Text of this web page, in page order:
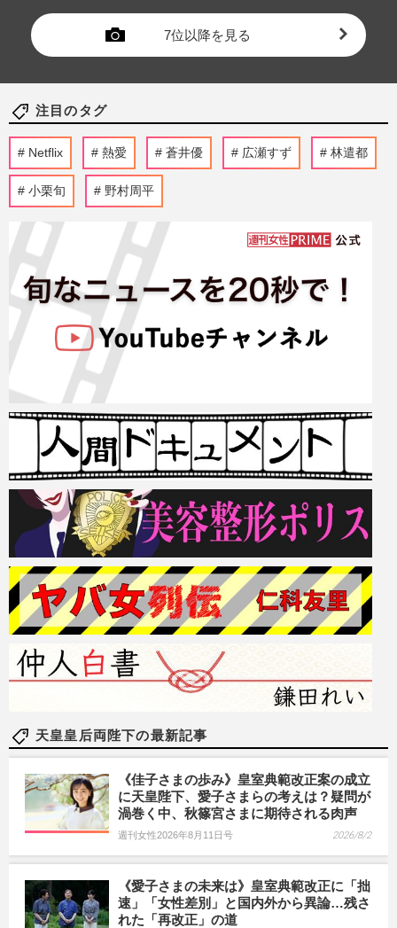
7位以降を見る
注目のタグ
Netflix 熱愛 蒼井優 広瀬すず 林遣都
小栗旬 野村周平
天皇皇后両陛下の最新記事
《佳子さまの歩み》皇室典範改正案の成立
に天皇陛下、愛子さまらの考えは？疑問が
渦巻く中、秋篠宮さまに期待される肉声
週刊女性2026年8月11日号 2026/8/2
《愛子さまの未来は》皇室典範改正に「拙
速」「女性差別」と国内外から異論…残さ
れた「再改正」の道